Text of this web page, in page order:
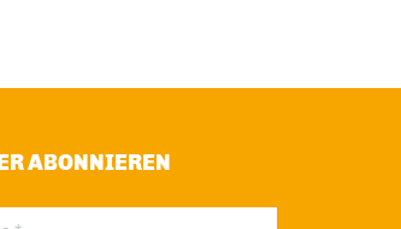
ABONNIEREN